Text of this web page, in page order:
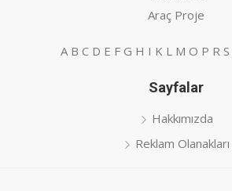
Araç Proje
A B C D E F G H I K L M O P R S
Sayfalar
Hakkımızda
Reklam Olanakları